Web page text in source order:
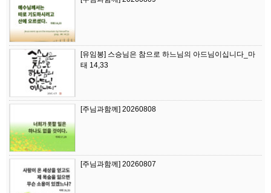
[유임봉] 스승님은 참으로 하느님의 아드님이십니다_마
태 14,33
[주님과함께] 20260808
[주님과함께] 20260807